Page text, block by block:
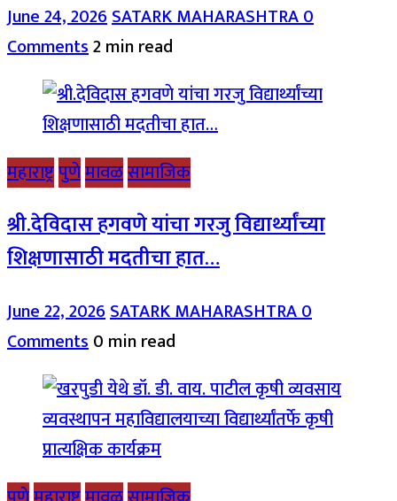
June 24, 2026SATARK MAHARASHTRA0
Comments2 min read
महाराष्ट्रपुणेमावळसामाजिक
श्री.देविदास हगवणे यांचा गरजु विद्यार्थ्यांच्या
शिक्षणासाठी मदतीचा हात…
June 22, 2026SATARK MAHARASHTRA0
Comments0 min read